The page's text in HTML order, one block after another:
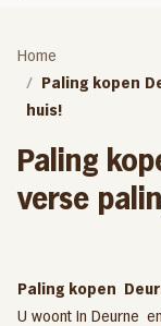
Home
Paling kopen
huis!
Paling
verse
Paling kopen
U woont in Deurne